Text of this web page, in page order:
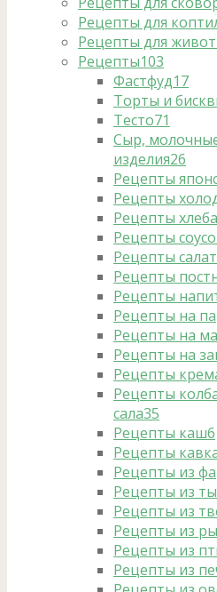
Рецепты для
Рецепты для
Рецепты103
Фастфуд17
Торты и
Тесто71
Сыр,
изделия26
Рецепты
Рецепты
Рецепты хлеба
Рецепты
Рецепты
Рецепты
Рецепты
Рецепты на
Рецепты на
Рецепты на
Рецепты
Рецепты
сала35
Рецепты каш6
Рецепты
Рецепты из
Рецепты из
Рецепты из
Рецепты из
Рецепты из
Рецепты из